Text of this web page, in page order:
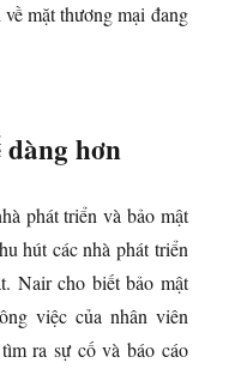
mặt thương mại đang
dàng hơn
phát triển và bảo mật
hút các nhà phát triển
Nair cho biết bảo mật
việc của nhân viên
ra sự cố và báo cáo